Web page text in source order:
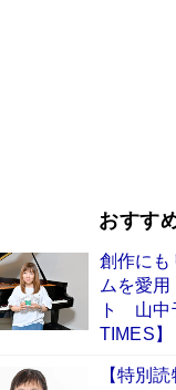
「『火垂るの墓』は、
続けた“自責の念”とは…
い」監督が徹底的にこ
戦争の記憶
Book Bang
おすす
創作にも
ムを愛
ト 山中
TIMES】
【特別